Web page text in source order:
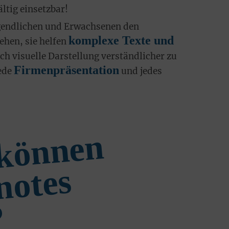
einsetzbar!
und Erwachsenen den
sie helfenkomplexe Texte und
visuelle Darstellung verständlicher zu
Firmenpräsentation und jedes